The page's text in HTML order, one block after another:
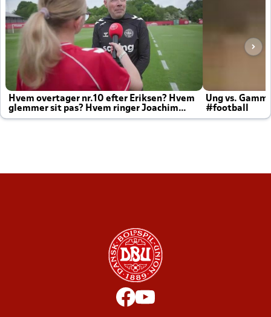
Hvem overtager nr.10 efter Eriksen? Hvem
glemmer sit pas? Hvem ringer Joachim
altid til efter kampe?
Ung vs.
#football